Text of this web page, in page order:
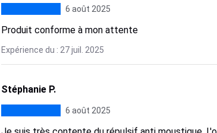
6 août 2025
Produit conforme à mon attente
Expérience du : 27 juil. 2025
Stéphanie P.
6 août 2025